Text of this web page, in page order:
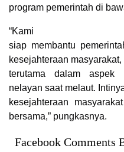
program pemerintah di
“Kami
siap membantu
kesejahteraan masyarakat,
terutama dalam aspek
nelayan saat melaut.
kesejahteraan
bersama,” pungkasnya.
Facebook Comments